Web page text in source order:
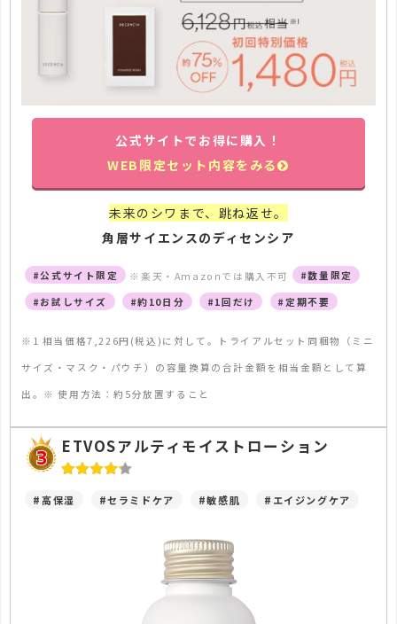
公式サイトでお得に購入！
WEB限定セット内容をみる
未来のシワまで、跳ね返せ。
角層サイエンスのディセンシア
#公式サイト限定 ※楽天・Amazonでは購入不可
#数量限定
#お試しサイズ
#約10日分 #1回だけ #定期不要
※1 相当価格7,226円(税込)に対して。トライアルセット同梱物（ミニ
サイズ・マスク・パウチ）の容量換算の合計金額を相当金額として算
出。※ 使用方法：約5分放置すること
ETVOSアルティモイストローション
#高保湿 #セラミドケア #敏感肌 #エイジングケア